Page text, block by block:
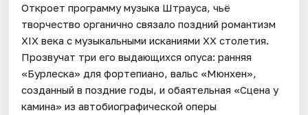
Откроет программу музыка Штрауса, чьё
творчество органично связало поздний романтизм
XIX века с музыкальными исканиями XX столетия.
Прозвучат три его выдающихся опуса: ранняя
«Бурлеска» для фортепиано, вальс «Мюнхен»,
созданный в поздние годы, и обаятельная «Сцена у
камина» из автобиографической оперы